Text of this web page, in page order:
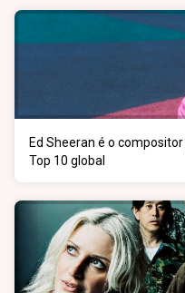
Ed Sheeran é o
Top 10 global